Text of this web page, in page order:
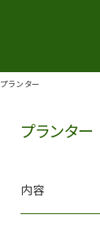
プランター
プランター
内容